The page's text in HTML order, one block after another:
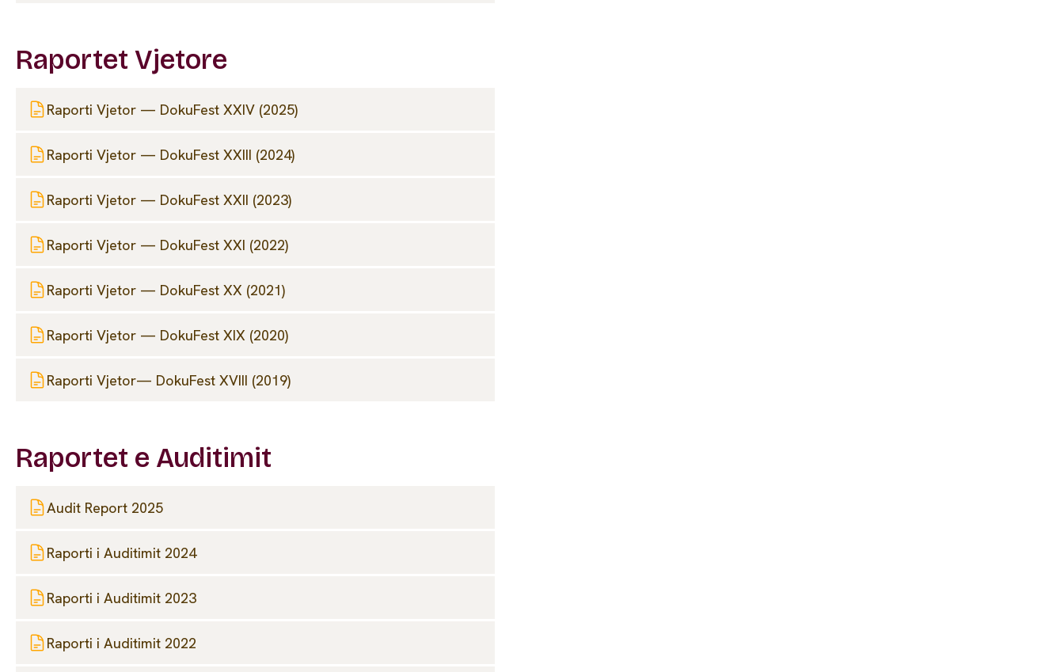
Raportet Vjetore
Raporti Vjetor — DokuFest XXIV (2025)
Raporti Vjetor — DokuFest XXIII (2024)
Raporti Vjetor — DokuFest XXII (2023)
Raporti Vjetor — DokuFest XXI (2022)
Raporti Vjetor — DokuFest XX (2021)
Raporti Vjetor — DokuFest XIX (2020)
Raporti Vjetor— DokuFest XVIII (2019)
Raportet e Auditimit
Audit Report 2025
Raporti i Auditimit 2024
Raporti i Auditimit 2023
Raporti i Auditimit 2022